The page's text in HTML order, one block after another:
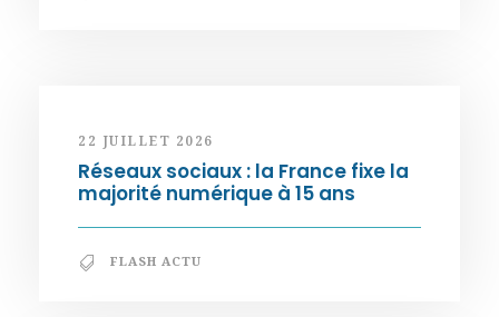
22 JUILLET 2026
Réseaux sociaux : la France fixe la
majorité numérique à 15 ans
FLASH ACTU